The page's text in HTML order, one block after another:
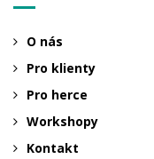
O nás
Pro klienty
Pro herce
Workshopy
Kontakt